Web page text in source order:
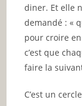
diner. Et elle
demandé : «
pour croire
c’est que
faire la
C’est un